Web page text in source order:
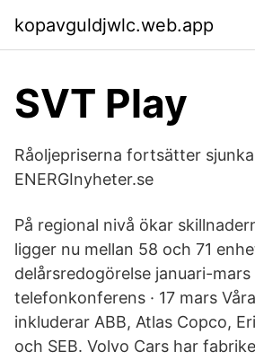
kopavguldjwlc.web.app
SVT Play
Råoljepriserna fortsätter sjunka
ENERGInyheter.se
På regional nivå ökar
ligger nu mellan 58 och 71
delårsredogörelse januari-mars
telefonkonferens · 17 mars
inkluderar ABB, Atlas Copco,
och SEB. Volvo Cars har